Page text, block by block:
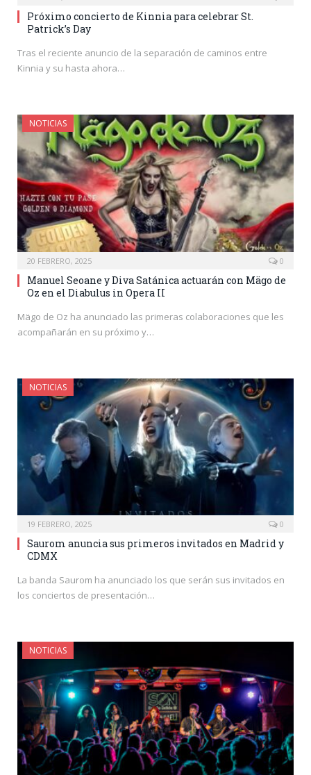
Próximo concierto de Kinnia para celebrar St.
Patrick’s Day
Tras el reciente anuncio de la separación de caminos entre
Kinnia y su hasta ahora…
NOTICIAS
20 FEBRERO, 2025 0
Manuel Seoane y Diva Satánica actuarán con Mägo de
Oz en el Diabulus in Opera II
Mägo de Oz ha anunciado las primeras colaboraciones que les
acompañarán en su próximo y…
NOTICIAS
19 FEBRERO, 2025 0
Saurom anuncia sus primeros invitados en Madrid y
CDMX
La banda Saurom ha anunciado los que serán sus invitados en
los conciertos de presentación…
NOTICIAS